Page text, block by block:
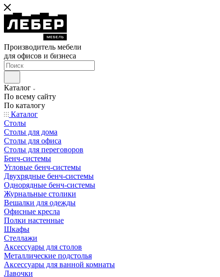
Производитель мебели
для офисов и бизнеса
Каталог
По всему сайту
По каталогу
Каталог
Столы
Столы для дома
Столы для офиса
Столы для переговоров
Бенч-системы
Угловые бенч-системы
Двухрядные бенч-системы
Однорядные бенч-системы
Журнальные столики
Вешалки для одежды
Офисные кресла
Полки настенные
Шкафы
Стеллажи
Аксессуары для столов
Металлические подстолья
Аксессуары для ванной комнаты
Лавочки